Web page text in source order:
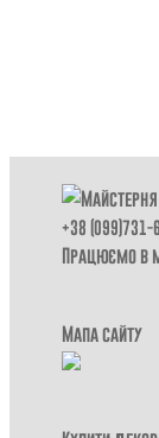
+38 (099)731-
Працюємо в
Мапа сайту